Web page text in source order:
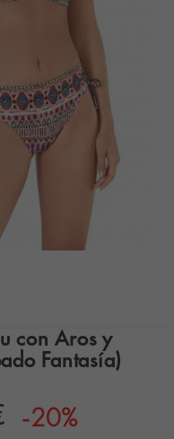
con Aros y
Fantasía)
-20%